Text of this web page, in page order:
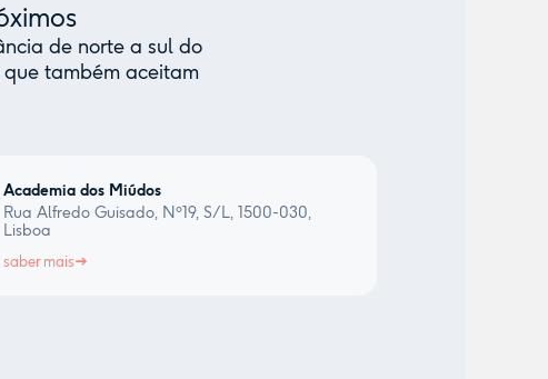
de norte a sul do
que também aceitam
Academia dos Miúdos
Rua Alfredo Guisado, Nº19, S/L, 1500-030,
Lisboa
saber mais